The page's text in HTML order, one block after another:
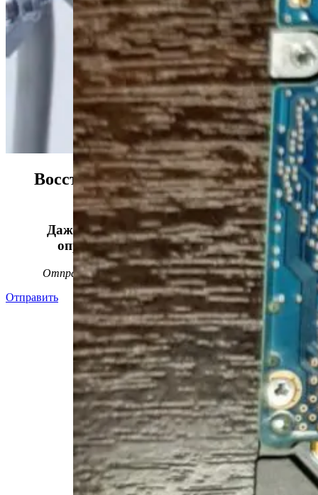
Восстанавливаем данные в 98%
случаев!
Даже, если носитель информации не
определяется, стучит или пищит.
Отправьте заявку на бесплатнуюдиагностику
Отправить